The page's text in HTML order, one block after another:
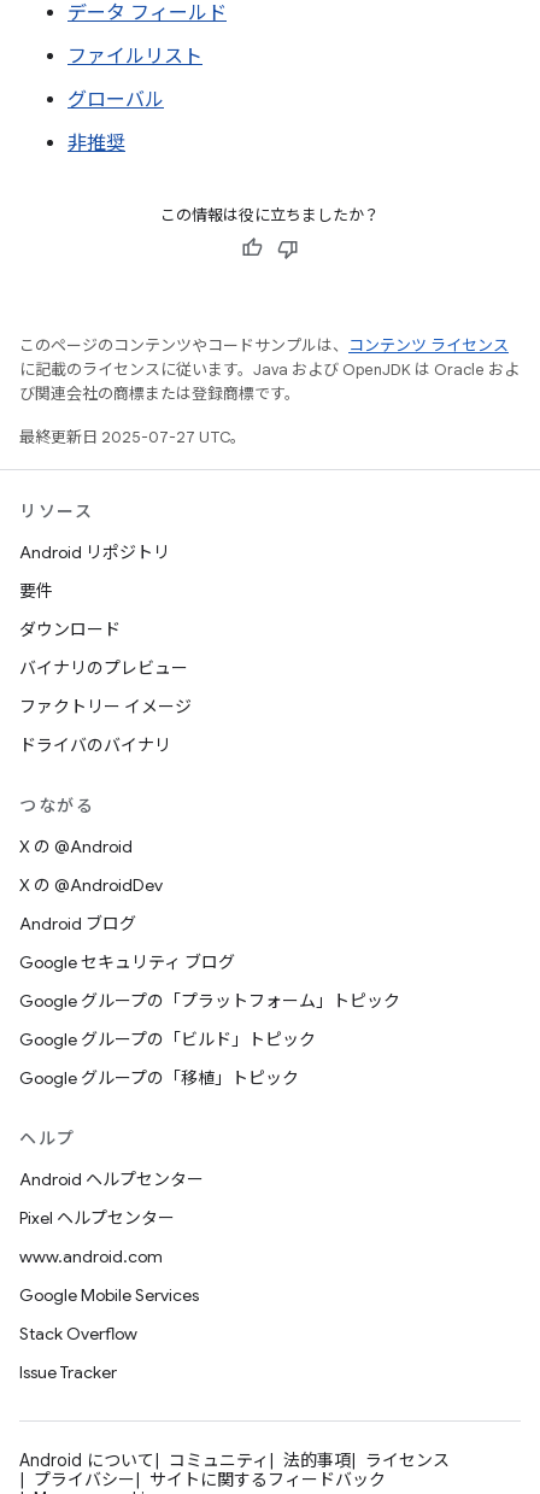
データ フィールド
ファイルリスト
グローバル
非推奨
この情報は役に立ちましたか？
このページのコンテンツやコードサンプルは、
コンテンツ ライセンス
に記載のライセンスに従います。Java および OpenJDK は Oracle およ
び関連会社の商標または登録商標です。
最終更新日 2025-07-27 UTC。
リソース
Android リポジトリ
要件
ダウンロード
バイナリのプレビュー
ファクトリー イメージ
ドライバのバイナリ
つながる
X の @Android
X の @AndroidDev
Android ブログ
Google セキュリティ ブログ
Google グループの「プラットフォーム」トピック
Google グループの「ビルド」トピック
Google グループの「移植」トピック
ヘルプ
Android ヘルプセンター
Pixel ヘルプセンター
www.android.com
Google Mobile Services
Stack Overflow
Issue Tracker
Android について コミュニティ 法的事項
ライセンス
プライバシー
サイトに関するフィードバック